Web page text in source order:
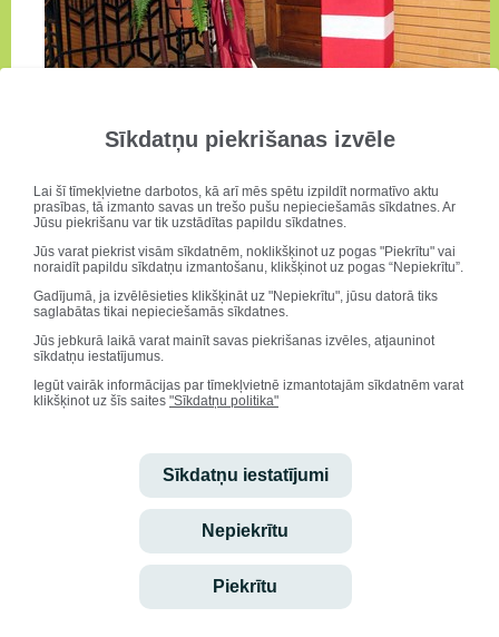
Sīkdatņu piekrišanas izvēle
Lai šī tīmekļvietne darbotos, kā arī mēs spētu izpildīt normatīvo aktu
prasības, tā izmanto savas un trešo pušu nepieciešamās sīkdatnes. Ar
Jūsu piekrišanu var tik uzstādītas papildu sīkdatnes.
Jūs varat piekrist visām sīkdatnēm, noklikšķinot uz pogas "Piekrītu" vai
noraidīt papildu sīkdatņu izmantošanu, klikšķinot uz pogas “Nepiekrītu”.
Gadījumā, ja izvēlēsieties klikšķināt uz "Nepiekrītu", jūsu datorā tiks
saglabātas tikai nepieciešamās sīkdatnes.
Jūs jebkurā laikā varat mainīt savas piekrišanas izvēles, atjauninot
sīkdatņu iestatījumus.
Iegūt vairāk informācijas par tīmekļvietnē izmantotajām sīkdatnēm varat
klikšķinot uz šīs saites "Sīkdatņu politika"
Sīkdatņu iestatījumi
Nepiekrītu
Piekrītu
To pašu svētāko
vai celies debesīs,
vai draugu pulkā
dali savu prieku,
vai viens pats satiecies
ar ienaidnieku –
Tu esi Latvija!
18:00 – lāpu gājiens „Gaismas ceļš” (no SPĢ)
19:00 – Lāčplēša dienas pasākums Kalpaka laukumā
11:40 – 12:20 – klases stunda par Latviju (6. – 8. klasēm)